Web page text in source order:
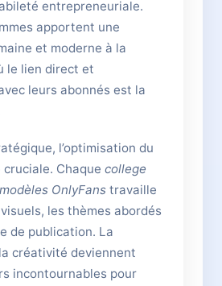
entrepreneuriale.
apportent une
et moderne à la
le lien direct et
leurs abonnés est la
l’optimisation du
Chaque college
OnlyFans travaille
les thèmes abordés
de publication. La
créativité deviennent
incontournables pour